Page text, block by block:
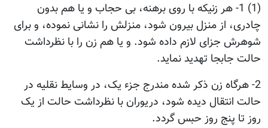
(1) 1- هر زنیکه با روی برهنه، بی حجاب و یا هم بدون
چادری، از منزل بیرون شود، منزلش را نشانی نموده، و برای
شوهرش جزای لازم داده شود. و یا هم زن را با نظرداشت
حالت جابجا تهدید نماید.
2- هرگاه زن ذکر شده مندرج جزء یک، در وسایط نقلیه در
حالت انتقال دیده شود، دریوران با نظرداشت حالت از یک
روز تا پنج روز حبس گردد.